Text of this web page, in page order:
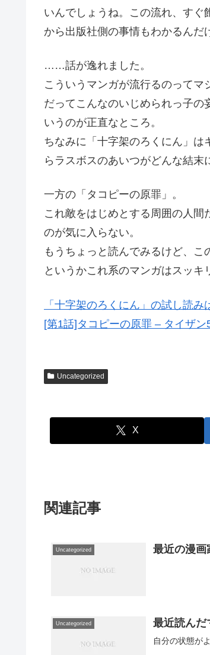
いんでしょうね。この流れ、すぐ
から出版社側の事情もわかるんだ
……話が逸れました。
こういうマンガが流行るのってマ
だってこんなのいじめられっ子
いうのが正直なところ。
ちなみに「十字架のろくにん」は
らラスボスのあいつがどんな結末
一方の「タコピーの原罪」。
これ敵をはじめとする周囲の人
のが気に入らない。
もうちょっと読んでみるけど、こ
というかこれ系のマンガはスッ
「十字架のろくにん」の試し読み
[第1話]タコピーの原罪 – タイザ
Uncategorized
X
関連記事
Uncategorized 最近の漫画
Uncategorized 最近読んだ
自分の状態が